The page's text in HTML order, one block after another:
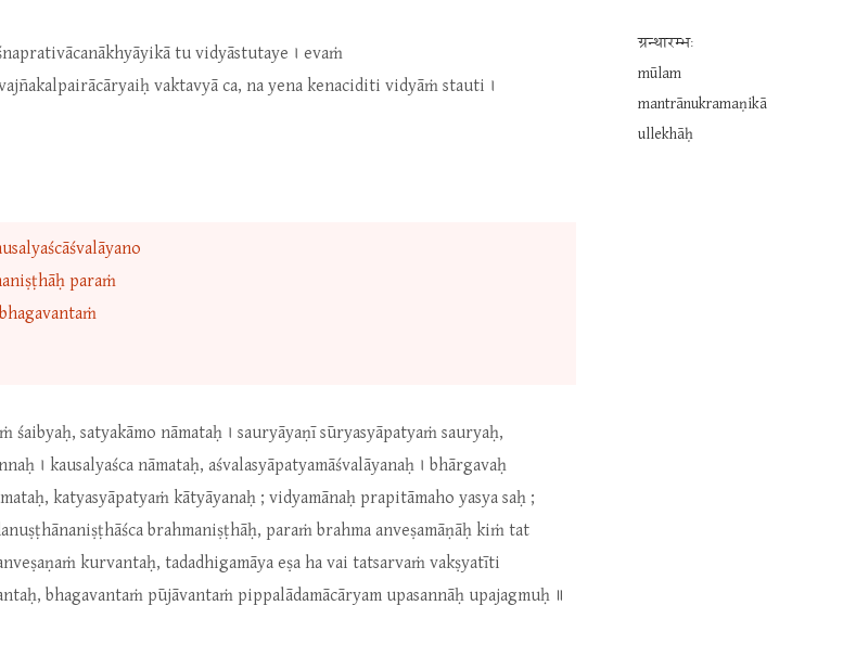
tu vidyāstutaye । evaṁ
vaktavyā ca, na yena kenaciditi vidyāṁ stauti ।
paraṁ
śaibyaḥ, satyakāmo nāmataḥ । sauryāyaṇī sūryasyāpatyaṁ sauryaḥ,
। kausalyaśca nāmataḥ, aśvalasyāpatyamāśvalāyanaḥ । bhārgavaḥ
katyasyāpatyaṁ kātyāyanaḥ ; vidyamānaḥ prapitāmaho yasya saḥ ;
brahmaniṣṭhāḥ, paraṁ brahma anveṣamāṇāḥ kiṁ tat
kurvantaḥ, tadadhigamāya eṣa ha vai tatsarvaṁ vakṣyatīti
bhagavantaṁ pūjāvantaṁ pippalādamācāryam upasannāḥ upajagmuḥ ॥
ग्रन्थारम्भः
mūlam
mantrānukramaṇikā
ullekhāḥ